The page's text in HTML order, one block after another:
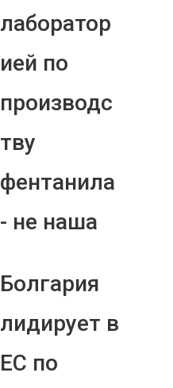
лаборатор
ией по
производс
тву
фентанила
- не наша
Болгария
лидирует в
ЕС по